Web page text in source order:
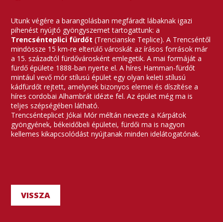
Utunk végére a barangolásban megfáradt lábaknak igazi
pihenést nyújtó gyöngyszemet tartogattunk: a
Trencsénteplici fürdőt (Trencianske Teplice). A Trencséntől
mindössze 15 km-re elterülő városkát az írásos források már
a 15. századtól fürdővárosként emlegetik. A mai formáját a
fürdő épülete 1888-ban nyerte el. A híres Hamman-fürdőt
mintául vevő mór stílusú épület egy olyan keleti stílusú
kádfürdőt rejtett, amelynek bizonyos elemei és díszítése a
híres cordobai Alhambrát idézte fel. Az épület még ma is
teljes szépségében látható.
Trencsénteplicet Jókai Mór méltán nevezte a Kárpátok
gyöngyének, békeidőbeli épületei, fürdői ma is nagyon
kellemes kikapcsolódást nyújtanak minden idelátogatónak.
VISSZA